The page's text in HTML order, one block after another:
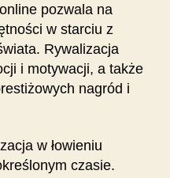
pozwala na
w starciu z
Rywalizacja
i motywacji, a także
nagród i
w łowieniu
czasie.